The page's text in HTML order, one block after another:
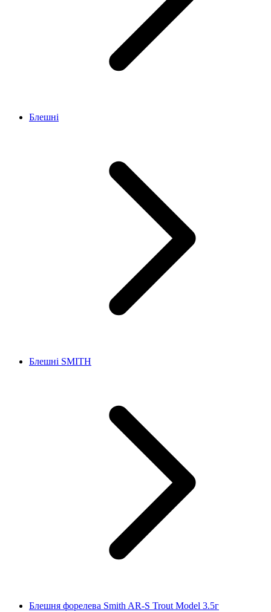
Блешні
Блешні SMITH
Блешня форелева Smith AR-S Trout Model 3.5г